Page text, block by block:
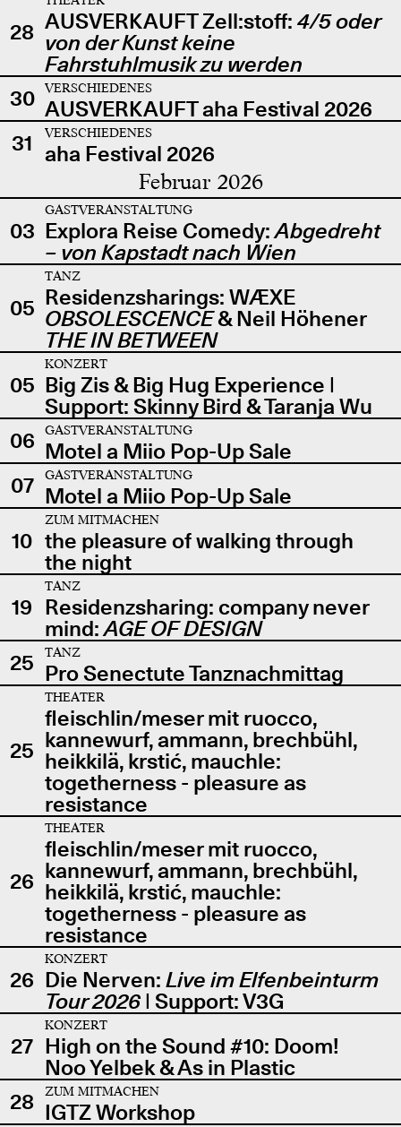
28 AUSVERKAUFT Zell:stoff: 4/5 oder
von der Kunst keine
Fahrstuhlmusik zu werden
30
VERSCHIEDENES
AUSVERKAUFT aha Festival 2026
31
VERSCHIEDENES
aha Festival 2026
Februar 2026
03
GASTVERANSTALTUNG
Explora Reise Comedy:Abgedreht
– von Kapstadt nach Wien
05
TANZ
Residenzsharings: WÆXE
OBSOLESCENCE& Neil Höhener
THE IN BETWEEN
05
KONZERT
Big Zis & Big Hug Experience |
Support: Skinny Bird & Taranja Wu
06
GASTVERANSTALTUNG
Motel a Miio Pop-Up Sale
07
GASTVERANSTALTUNG
Motel a Miio Pop-Up Sale
10
ZUM MITMACHEN
the pleasure of walking through
the night
19
TANZ
Residenzsharing: company never
mind:AGE OF DESIGN
25
TANZ
Pro Senectute Tanznachmittag
25
THEATER
fleischlin/meser mit ruocco,
kannewurf, ammann, brechbühl,
heikkilä, krstić, mauchle:
togetherness - pleasure as
resistance
26
THEATER
fleischlin/meser mit ruocco,
kannewurf, ammann, brechbühl,
heikkilä, krstić, mauchle:
togetherness - pleasure as
resistance
26
KONZERT
Die Nerven: Live im Elfenbeinturm
Tour 2026| Support: V3G
27
KONZERT
High on the Sound #10: Doom!
Noo Yelbek & As in Plastic
28
ZUM MITMACHEN
IGTZ Workshop